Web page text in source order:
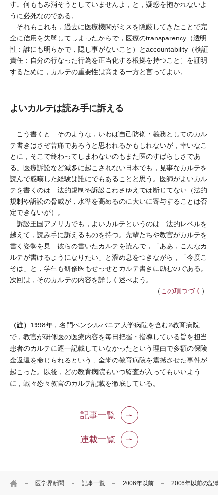
HOME 医学界新聞 記事一覧 2006年以前 2006年以前の記
す。何ももみ消そうとしていませんよ，と，疑惑を抱かれないよ
うに必死なのである。
それもこれも，過去に医療機関がミスを隠蔽してきたことで完
全に信用を失墜してしまったからで，医療のtransparency（透明
性：誰にも明らかで，隠し事がないこと）とaccountability（検証
責任：自分の行なった行為を正当化する根拠を持つこと）を証明
するために，カルテの重要性は高まる一方と言ってよい。
よいカルテは読み手に訴える
こう書くと，そのような，いわば自己防衛・義務としてのカル
テ書きはさぞ苦痛であろうと思われるかもしれないが，幸いなこ
とに，そこで終わってしまわないのもまた医のすばらしさであ
る。医療訴訟など滅多に起こされない日本でも，見事なカルテを
読んで感嘆した経験は誰にでもあることと思う。医師がよいカル
テを書くのは，法的規制や訴訟こわさゆえでは断じてない（法的
規制や訴訟の脅威が，水準を高めるのに大いに寄与することは否
定できないが）。
訴訟王国アメリカでも，よいカルテというのは，法的レベルを
越えて，読み手に訴えるものを持つ。先輩たちや教官がカルテを
書く姿勢を見，彼らの書いたカルテを読んで，「ああ，こんなカ
ルテが書けるようになりたい」と溜め息をつきながら，「今度こ
そは」と，学生も研修医もせっせとカルテ書きに励むのである。
次回は，そのカルテの内容を詳しく述べよう。
（ この項つづく ）
（註） 1998年，名門ペンシルバニア大学病院を含む2教育病院
で，教官が研修医の医療内容を毎日把握・指導している旨を担当
患者のカルテに逐一記載していなかったという理由で多額の保険
金返還を命じられるという，全米の教育病院を震撼させた事件が
起こった。以後，どの教育病院もいつ監査が入ってもいいよう
に，戦々恐々教官のカルテ記載を徹底している。
記事一覧
連載一覧